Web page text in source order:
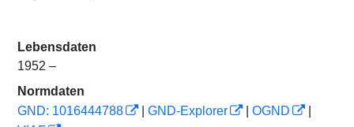
Lebensdaten
1952 –
Normdaten
GND: 1016444788
GND-Explorer OGND